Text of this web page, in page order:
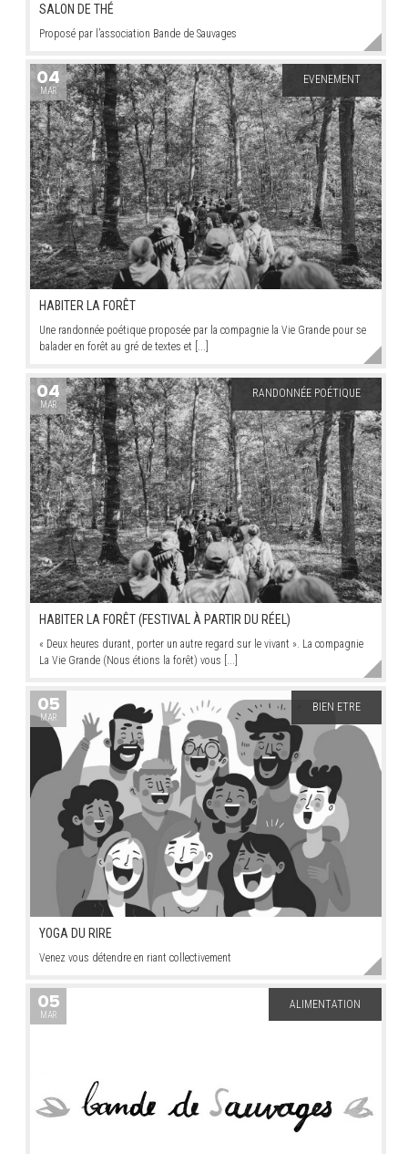
SALON DE THÉ
Proposé par l’association Bande de Sauvages
HABITER LA FORÊT
Une randonnée poétique proposée par la compagnie la Vie Grande pour se
balader en forêt au gré de textes et [...]
04
MAR
EVENEMENT
HABITER LA FORÊT (FESTIVAL À PARTIR DU RÉEL)
« Deux heures durant, porter un autre regard sur le vivant ». La compagnie
La Vie Grande (Nous étions la forêt) vous [...]
04
MAR
RANDONNÉE POÉTIQUE
YOGA DU RIRE
Venez vous détendre en riant collectivement
05
MAR
BIEN ETRE
05
MAR
ALIMENTATION